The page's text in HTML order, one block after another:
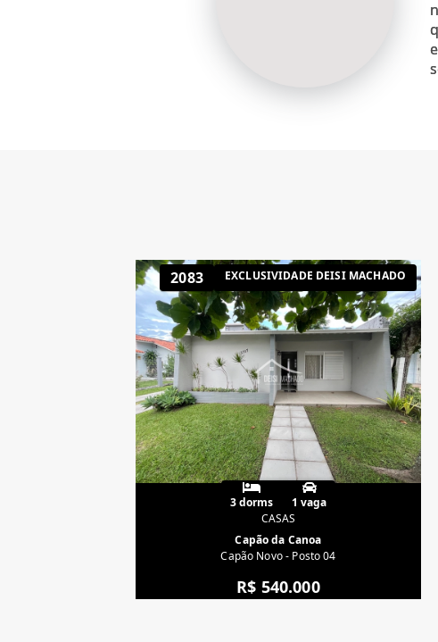
2083 EXCLUSIVIDADE DEISI MACHADO
3 dorms
1 vaga
CASAS
Capão da Canoa
Capão Novo - Posto 04
R$ 540.000